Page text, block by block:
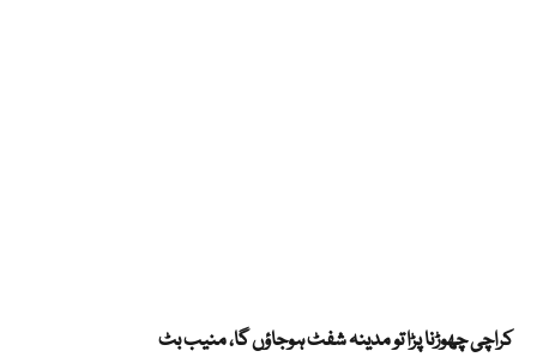
کراچی چھوڑنا پڑا تو مدینہ شفٹ ہوجاؤں گا، منیب بٹ